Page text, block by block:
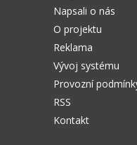
Napsali o nás
O projektu
Reklama
Vývoj systému
Provozní
RSS
Kontakt